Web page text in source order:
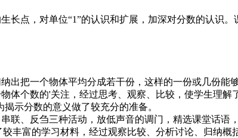
点，对单位“1”的认识和扩展，加深对分数的认识
把一个物体平均分成若干份，这样的一份或几份能
体个数的'关注，经过思考、观察、比较，使学生理解
示分数的意义做了较充分的准备。
、反刍三种活动，放低声音的调门，精选课堂话语
丰富的学习材料，经过观察比较、分析讨论、归纳